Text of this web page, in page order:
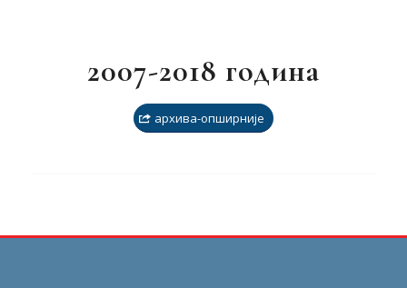
2007-2018 година
архива-опширније